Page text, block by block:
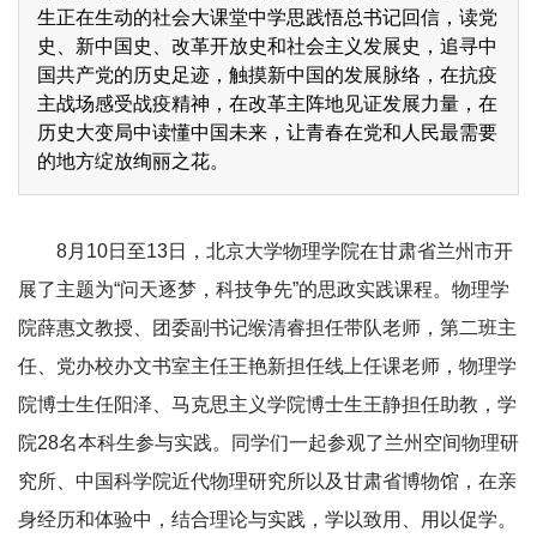
生正在生动的社会大课堂中学思践悟总书记回信，读党
史、新中国史、改革开放史和社会主义发展史，追寻中
国共产党的历史足迹，触摸新中国的发展脉络，在抗疫
主战场感受战疫精神，在改革主阵地见证发展力量，在
历史大变局中读懂中国未来，让青春在党和人民最需要
的地方绽放绚丽之花。
8月10日至13日，北京大学物理学院在甘肃省兰州市开
展了主题为“问天逐梦，科技争先”的思政实践课程。物理学
院薛惠文教授、团委副书记缑清睿担任带队老师，第二班主
任、党办校办文书室主任王艳新担任线上任课老师，物理学
院博士生任阳泽、马克思主义学院博士生王静担任助教，学
院28名本科生参与实践。同学们一起参观了兰州空间物理研
究所、中国科学院近代物理研究所以及甘肃省博物馆，在亲
身经历和体验中，结合理论与实践，学以致用、用以促学。